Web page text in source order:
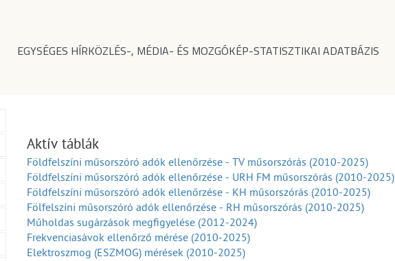
EGYSÉGES HÍRKÖZLÉS-, MÉDIA- ÉS MOZGÓKÉP-STATISZTIKAI ADATBÁZIS
Aktív táblák
Földfelszíni műsorszóró adók ellenőrzése - TV műsorszórás (2010-2025)
Földfelszíni műsorszóró adók ellenőrzése - URH FM műsorszórás (2010-2025)
Földfelszíni műsorszóró adók ellenőrzése - KH műsorszórás (2010-2025)
Fölfelszíni műsorszóró adók ellenőrzése - RH műsorszórás (2010-2025)
Műholdas sugárzások megfigyelése (2012-2024)
Frekvenciasávok ellenőrző mérése (2010-2025)
Elektroszmog (ESZMOG) mérések (2010-2025)